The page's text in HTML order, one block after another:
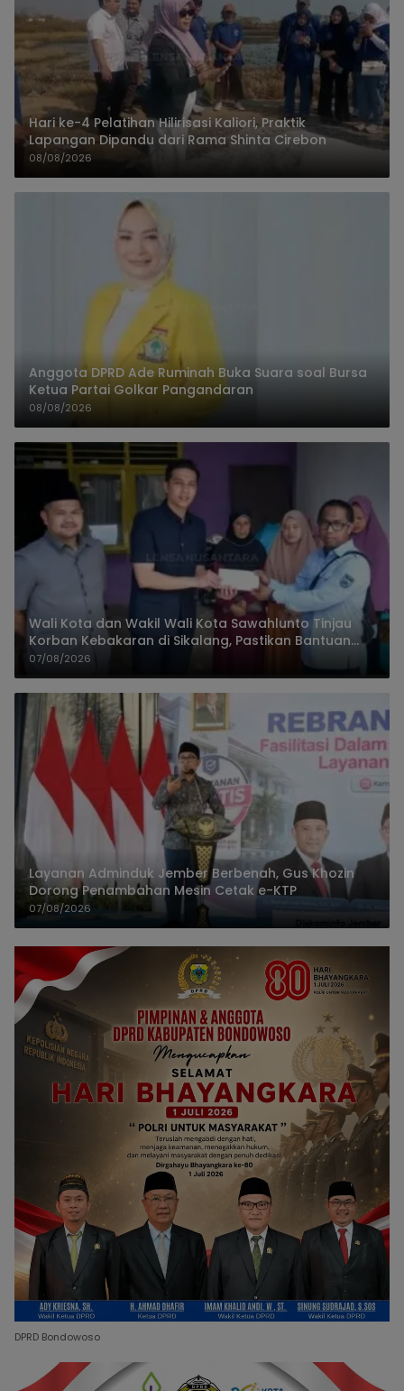
Hari ke-4 Pelatihan Hilirisasi Kaliori, Praktik
Lapangan Dipandu dari Rama Shinta Cirebon
08/08/2026
Anggota DPRD Ade Ruminah Buka Suara soal Bursa
Ketua Partai Golkar Pangandaran
08/08/2026
Wali Kota dan Wakil Wali Kota Sawahlunto Tinjau
Korban Kebakaran di Sikalang, Pastikan Bantuan
dan Perkuat Mitigasi Bencana
07/08/2026
Layanan Adminduk Jember Berbenah, Gus Khozin
Dorong Penambahan Mesin Cetak e-KTP
07/08/2026
DPRD Bondowoso